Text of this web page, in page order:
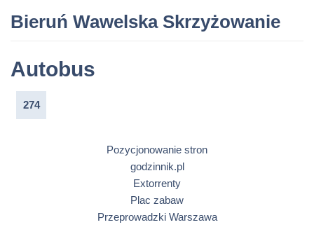
Bieruń Wawelska Skrzyżowanie
Autobus
274
Pozycjonowanie stron
godzinnik.pl
Extorrenty
Plac zabaw
Przeprowadzki Warszawa